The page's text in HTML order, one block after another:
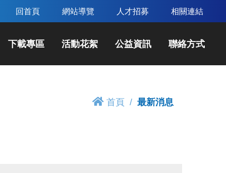
回首頁 網站導覽 人才招募 相關連結
下載專區 活動花絮 公益資訊 聯絡方式
首頁 最新消息